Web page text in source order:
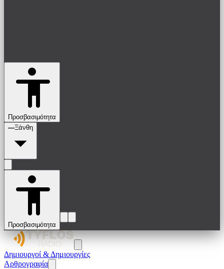
Προσβασιμότητα
—Ξάνθη
Προσβασιμότητα
Δημιουργοί & Δημιουργίες
Αρθρογραφία